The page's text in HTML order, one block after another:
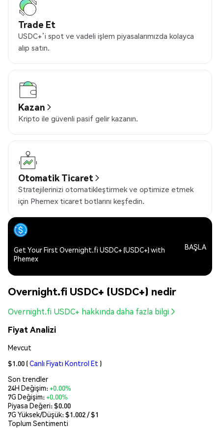
Trade Et
USDC+’i spot ve vadeli işlem piyasalarımızda kolayca
alıp satın.
Kazan
Kripto ile güvenli pasif gelir kazanın.
Otomatik Ticaret
Stratejilerinizi otomatikleştirmek ve optimize etmek
için Phemex ticaret botlarını keşfedin.
Get Your First Overnight.fi USDC+ (USDC+) with
Phemex
BAŞLA
Overnight.fi USDC+ (USDC+) nedir
Overnight.fi USDC+ hakkında daha fazla bilgi
Fiyat Analizi
Mevcut
$1.00 (Canlı Fiyatı Kontrol Et )
Son trendler
24H Değişim:+0.00%
7G Değişim:+0.00%
Piyasa Değeri:$0.00
7G Yüksek/Düşük: $1.002/ $1
Toplum Sentimenti